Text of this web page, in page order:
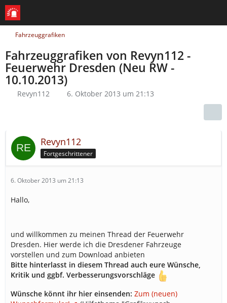
Fahrzeuggrafiken
Fahrzeuggrafiken von Revyn112 -
Feuerwehr Dresden (Neu RW -
10.10.2013)
Revyn112 6. Oktober 2013 um 21:13
Revyn112
Fortgeschrittener
6. Oktober 2013 um 21:13
Hallo,
und willkommen zu meinen Thread der Feuerwehr
Dresden. Hier werde ich die Dresdener Fahrzeuge
vorstellen und zum Download anbieten
Bitte hinterlasst in diesem Thread auch eure Wünsche,
Kritik und ggbf. Verbesserungsvorschläge
Wünsche könnt ihr hier einsenden: Zum (neuen)